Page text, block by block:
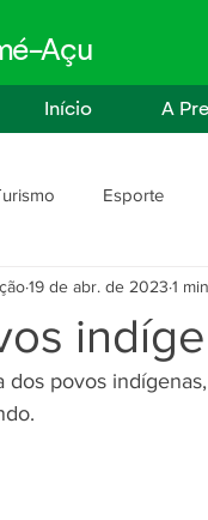
Açu
Início A
Esporte
Assistência Social
Segurança Pública
19 de abr. de 2023 1
dos povos